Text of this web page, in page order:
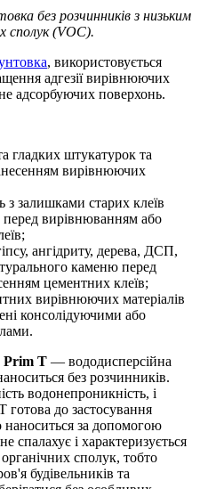
без розчинників з низьким
сполук (VOC).
, використовується
адгезії вирівнюючих
адсорбуючих поверхонь.
гладких штукатурок та
вирівнюючих
з залишками старих клеїв
вирівнюванням або
ангідриту, дерева, ДСП,
каменю перед
цементних клеїв;
вирівнюючих матеріалів
консолідуючими або
Prim T — вододисперсійна
без розчинників.
водонепроникність, і
готова до застосування
наноситься за допомогою
не спалахує і характеризується
сполук, тобто
будівельників та